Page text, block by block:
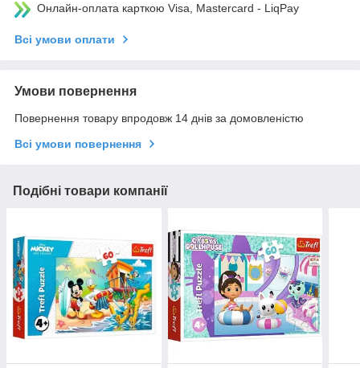
Онлайн-оплата карткою Visa, Mastercard - LiqPay
Всі умови оплати
Умови повернення
Повернення товару впродовж 14 днів за домовленістю
Всі умови повернення
Подібні товари компанії